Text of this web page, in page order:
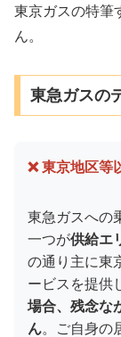
東京ガスの特筆
ん。
東急ガスの
❌ 東京地区等
東急ガスへの
一つが供給エ
の通り主に東
ービスを提供
場合、残念な
ん。ご自身の